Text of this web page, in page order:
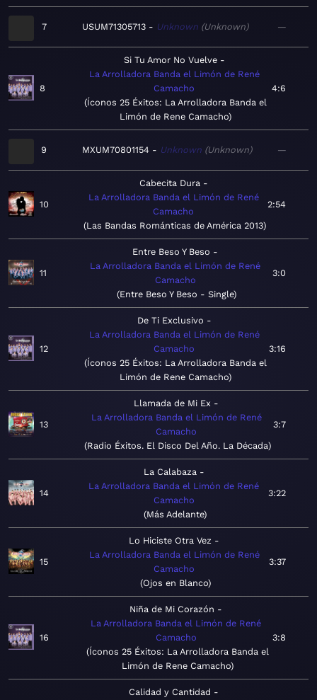
7 USUM71305713 Unknown Unknown —
8
Si Tu Amor No Vuelve
La Arrolladora Banda el Limón de René
Camacho
Íconos 25 Éxitos: La Arrolladora Banda el
Limón de Rene Camacho
4:6
9 MXUM70801154 Unknown Unknown —
10
Cabecita Dura
La Arrolladora Banda el Limón de René
Camacho
Las Bandas Románticas de América 2013
2:54
11
Entre Beso Y Beso
La Arrolladora Banda el Limón de René
Camacho
Entre Beso Y Beso - Single
3:0
12
De Ti Exclusivo
La Arrolladora Banda el Limón de René
Camacho
Íconos 25 Éxitos: La Arrolladora Banda el
Limón de Rene Camacho
3:16
13
Llamada de Mi Ex
La Arrolladora Banda el Limón de René
Camacho
Radio Éxitos. El Disco Del Año. La Década
3:7
14
La Calabaza
La Arrolladora Banda el Limón de René
Camacho
Más Adelante
3:22
15
Lo Hiciste Otra Vez
La Arrolladora Banda el Limón de René
Camacho
Ojos en Blanco
3:37
16
Niña de Mi Corazón
La Arrolladora Banda el Limón de René
Camacho
Íconos 25 Éxitos: La Arrolladora Banda el
Limón de Rene Camacho
3:8
Calidad y Cantidad